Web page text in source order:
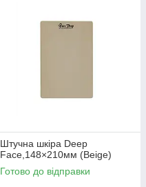
Штучна шкіра Deep
Face,148×210мм (Beige)
Готово до відправки